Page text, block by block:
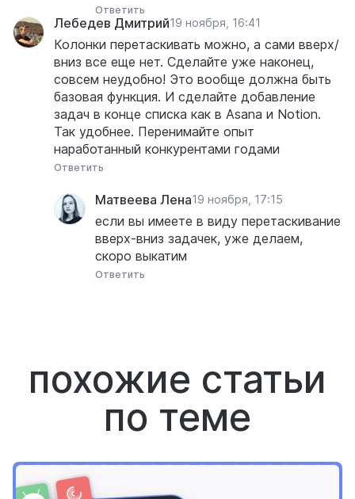
Ответить
Лебедев Дмитрий19 ноября, 16:41
Колонки перетаскивать можно, а сами вверх/
вниз все еще нет. Сделайте уже наконец,
совсем неудобно! Это вообще должна быть
базовая функция. И сделайте добавление
задач в конце списка как в Asana и Notion.
Так удобнее. Перенимайте опыт
наработанный конкурентами годами
Ответить
Матвеева Лена19 ноября, 17:15
если вы имеете в виду перетаскивание
вверх-вниз задачек, уже делаем,
скоро выкатим
Ответить
похожие статьи
по теме